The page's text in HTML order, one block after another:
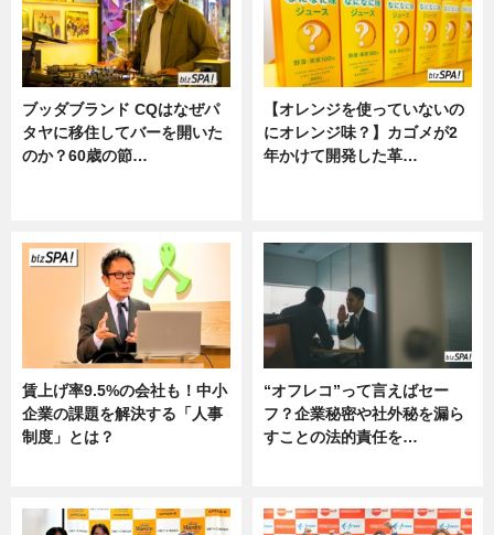
ブッダブランド CQはなぜパ
タヤに移住してバーを開いた
のか？60歳の節…
【オレンジを使っていないの
にオレンジ味？】カゴメが2
年かけて開発した革…
賃上げ率9.5%の会社も！中小
企業の課題を解決する「人事
制度」とは？
“オフレコ”って言えばセー
フ？企業秘密や社外秘を漏ら
すことの法的責任を…